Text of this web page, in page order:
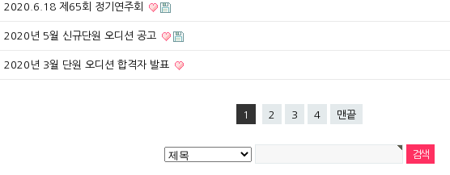
2020.6.18 제65회 정기연주회
2020년 5월 신규단원 오디션 공고
2020년 3월 단원 오디션 합격자 발표
1 2 3 4 맨끝